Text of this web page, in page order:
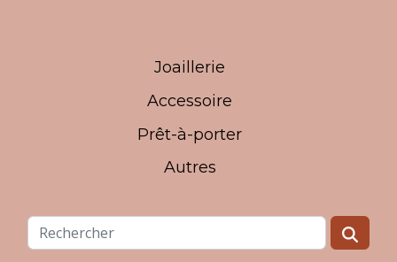
Joaillerie
Accessoire
Prêt-à-porter
Autres